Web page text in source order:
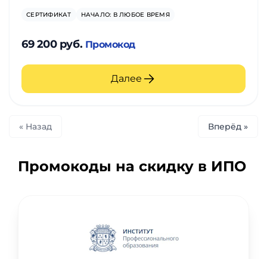
СЕРТИФИКАТ НАЧАЛО: В ЛЮБОЕ ВРЕМЯ
69 200 руб. Промокод
Далее
« Назад Вперёд »
Промокоды на скидку в ИПО